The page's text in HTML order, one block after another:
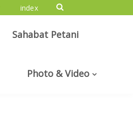
index
Sahabat Petani
Photo & Video